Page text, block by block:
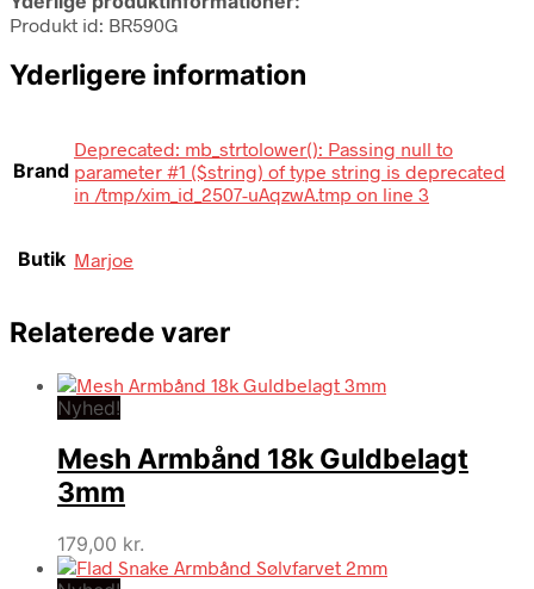
Produkt id: BR590G
Yderligere information
Brand
Deprecated: mb_strtolower(): Passing null to
parameter #1 ($string) of type string is deprecated
in /tmp/xim_id_2507-uAqzwA.tmp on line 3
Butik Marjoe
Relaterede varer
Nyhed!
Mesh Armbånd 18k Guldbelagt
3mm
179,00 kr.